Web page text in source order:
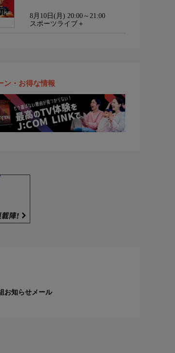
8月10日(月) 20:00～21:00
スポーツライブ＋
ン・お得な情報
お知らせメール